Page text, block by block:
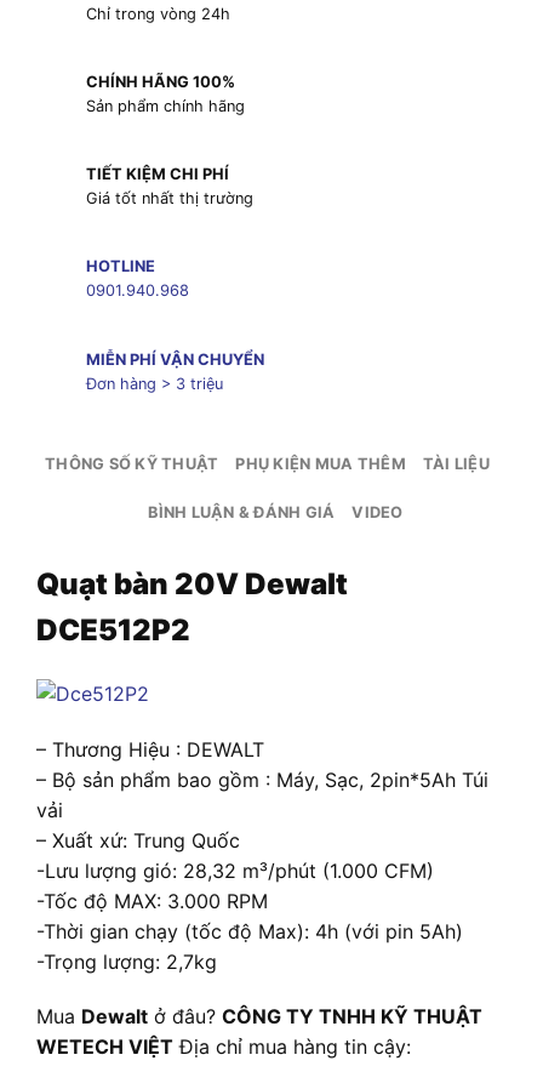
Chỉ trong vòng 24h
CHÍNH HÃNG 100%
Sản phẩm chính hãng
TIẾT KIỆM CHI PHÍ
Giá tốt nhất thị trường
HOTLINE
0901.940.968
MIỄN PHÍ VẬN CHUYỂN
Đơn hàng > 3 triệu
THÔNG SỐ KỸ THUẬT PHỤ KIỆN MUA THÊM TÀI LIỆU
BÌNH LUẬN & ĐÁNH GIÁ VIDEO
Quạt bàn 20V Dewalt
DCE512P2
– Thương Hiệu : DEWALT
– Bộ sản phẩm bao gồm : Máy, Sạc, 2pin*5Ah Túi
vải
– Xuất xứ: Trung Quốc
-Lưu lượng gió: 28,32 m³/phút (1.000 CFM)
-Tốc độ MAX: 3.000 RPM
-Thời gian chạy (tốc độ Max): 4h (với pin 5Ah)
-Trọng lượng: 2,7kg
Mua Dewalt ở đâu? CÔNG TY TNHH KỸ THUẬT
WETECH VIỆT Địa chỉ mua hàng tin cậy: